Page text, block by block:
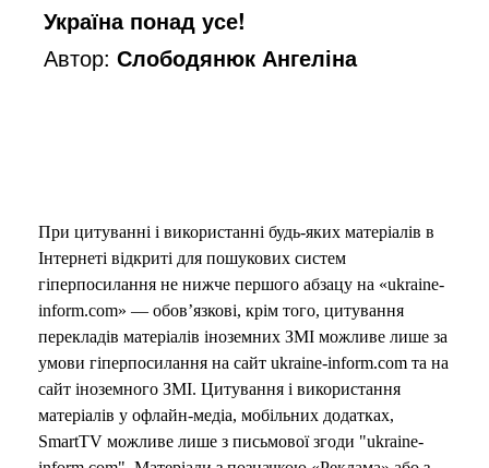
Україна понад усе!
Автор:Слободянюк Ангеліна
При цитуванні і використанні будь-яких матеріалів в
Інтернеті відкриті для пошукових систем
гіперпосилання не нижче першого абзацу на «ukraine-
inform.com» — обов’язкові, крім того, цитування
перекладів матеріалів іноземних ЗМІ можливе лише за
умови гіперпосилання на сайт ukraine-inform.com та на
сайт іноземного ЗМІ. Цитування і використання
матеріалів у офлайн-медіа, мобільних додатках,
SmartTV можливе лише з письмової згоди "ukraine-